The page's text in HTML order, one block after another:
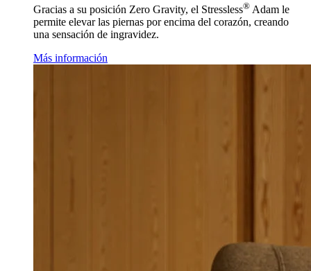
Gracias a su posición Zero Gravity, el Stressless® Adam le
permite elevar las piernas por encima del corazón, creando
una sensación de ingravidez.
Más información